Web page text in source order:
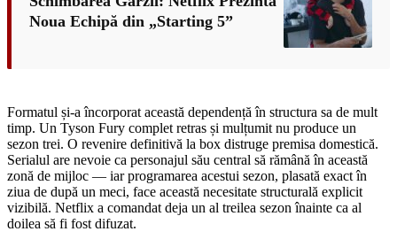
Noua Echipă din „Starting 5”
Formatul și-a încorporat această dependență în structura sa de mult
timp. Un Tyson Fury complet retras și mulțumit nu produce un
sezon trei. O revenire definitivă la box distruge premisa domestică.
Serialul are nevoie ca personajul său central să rămână în această
zonă de mijloc — iar programarea acestui sezon, plasată exact în
ziua de după un meci, face această necesitate structurală explicit
vizibilă. Netflix a comandat deja un al treilea sezon înainte ca al
doilea să fi fost difuzat.